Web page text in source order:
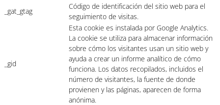
_gat_gtag
Código de identificación del sitio web para el
seguimiento de visitas.
_gid
Esta cookie es instalada por Google Analytics.
La cookie se utiliza para almacenar información
sobre cómo los visitantes usan un sitio web y
ayuda a crear un informe analítico de cómo
funciona. Los datos recopilados, incluidos el
número de visitantes, la fuente de donde
provienen y las páginas, aparecen de forma
anónima.